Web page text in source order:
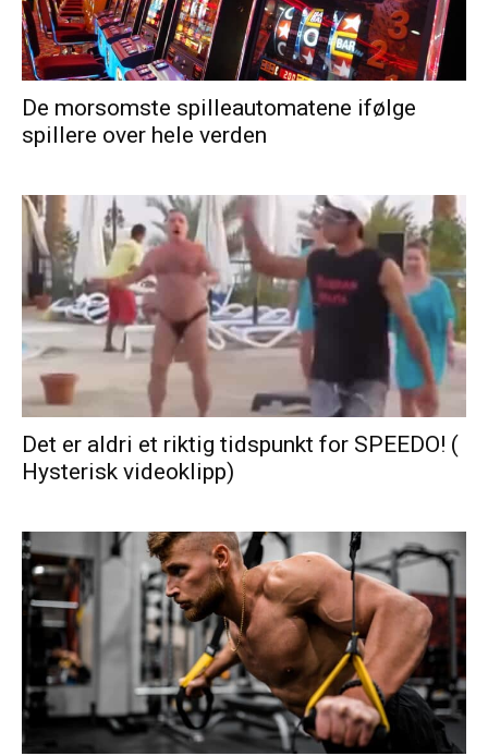
De morsomste spilleautomatene ifølge
spillere over hele verden
Det er aldri et riktig tidspunkt for SPEEDO! (
Hysterisk videoklipp)